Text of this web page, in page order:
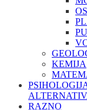
KEMIJA
RAZNO